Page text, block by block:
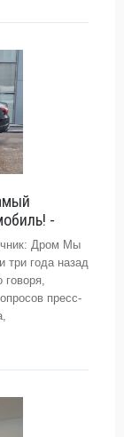
-
Дром Мы
три года назад
пресс-